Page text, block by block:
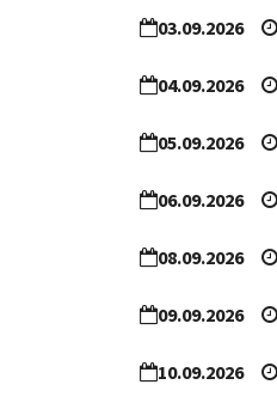
03.09.2026
04.09.2026
05.09.2026
06.09.2026
08.09.2026
09.09.2026
10.09.2026